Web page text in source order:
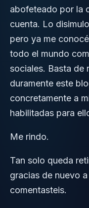
abofeteado por la
cuenta. Lo
pero ya me
todo el mundo
sociales. Basta de
duramente este
concretamente a
habilitadas para
Me rindo.
Tan solo queda
gracias de nuevo
comentasteis.